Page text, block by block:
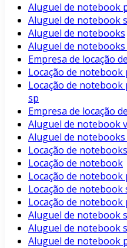
Aluguel de notebook
Aluguel de notebook
Aluguel de notebooks
Aluguel de
Empresa de locação
Locação de notebook
Locação de notebook
sp
Empresa de locação
Aluguel de notebook
Aluguel de notebooks
Locação de
Locação de notebook
Locação de notebook
Locação de notebook
Locação de notebook
Aluguel de notebook
Aluguel de notebook
Aluguel de notebook